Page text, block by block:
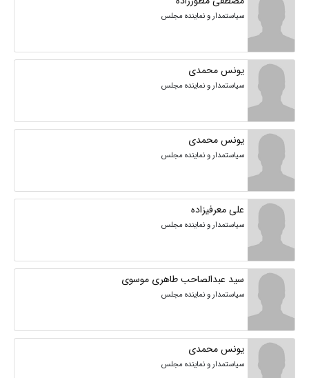
سیاستمدار و نماینده مجلس
یونس محمدی
سیاستمدار و نماینده مجلس
یونس محمدی
سیاستمدار و نماینده مجلس
علی معرفیزاده
سیاستمدار و نماینده مجلس
سید عبدالصاحب طاهری موسوی
سیاستمدار و نماینده مجلس
یونس محمدی
سیاستمدار و نماینده مجلس